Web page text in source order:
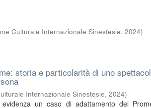
Culturale Internazionale Sinestesie,2024)
storia e particolarità di uno
Internazionale Sinestesie,2024)
un caso di adattamento dei